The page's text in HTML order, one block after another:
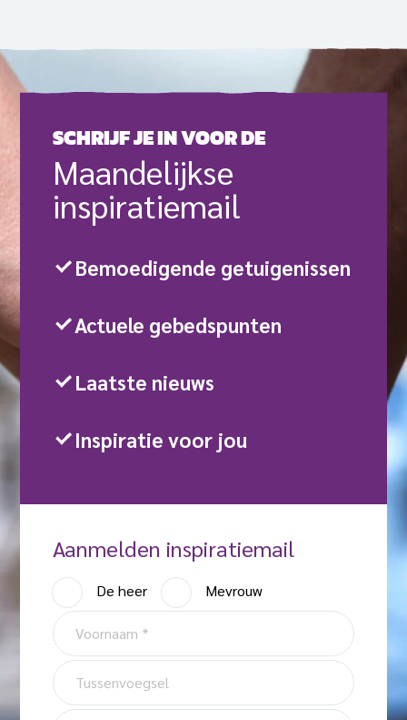
SCHRIJF JE IN VOOR DE
Maande­lijkse
inspiratie­mail
Bemoedigende getuigenissen
Actuele gebedspunten
Laatste nieuws
Inspiratie voor jou
Aanmelden inspiratiemail
A
a
n
h
e
f
De heer
Mevrouw
V
o
r
T
u